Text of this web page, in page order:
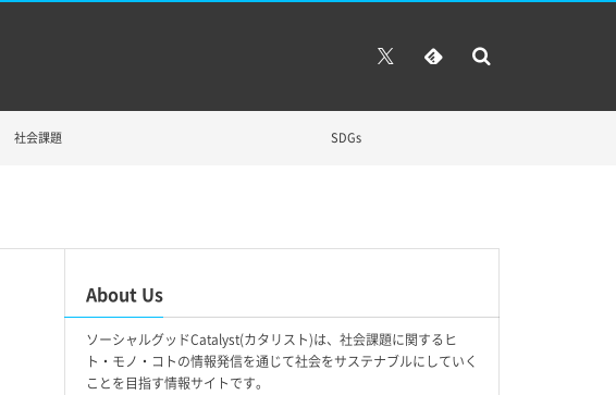
社会課題 SDGs
About Us
ソーシャルグッドCatalyst(カタリスト)は、社会課題に関するヒ
ト・モノ・コトの情報発信を通じて社会をサステナブルにしていく
ことを目指す情報サイトです。